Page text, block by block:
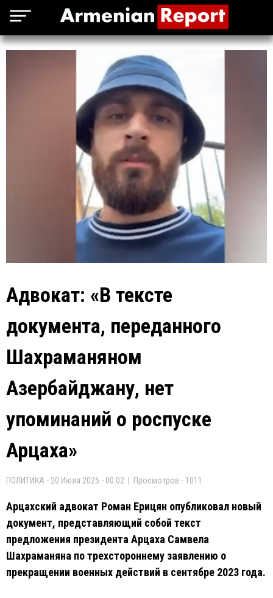
Адвокат: «В тексте
документа, переданного
Шахраманяном
Азербайджану, нет
упоминаний о роспуске
Арцаха»
ПОЛИТИКА - 20 Июля 2025 - 00:02 | Просмотров - 1011
Арцахский адвокат Роман Ерицян опубликовал новый
документ, представляющий собой текст
предложения президента Арцаха Самвела
Шахраманяна по трехстороннему заявлению о
прекращении военных действий в сентябре 2023 года.